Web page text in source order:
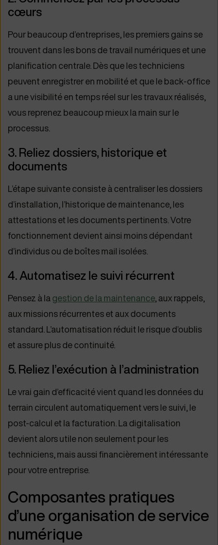
cœurs
Pour beaucoup d’entreprises, les premiers gains se
trouvent dans les bons de travail numériques et une
planification centrale. Dès que les techniciens
peuvent enregistrer en mobilité et que le back-office
a une visibilité en temps réel sur les travaux réalisés,
vous reprenez beaucoup mieux la main sur le
processus.
3. Reliez dossiers, historique et
documents
L’étape suivante consiste à centraliser les dossiers
d’installation, l’historique de maintenance, les
attestations et les documents pertinents. Votre
fonctionnement devient ainsi moins dépendant
d’individus ou de boîtes mail isolées.
4. Automatisez le suivi récurrent
Pensez à lagestion de la maintenance, aux rappels,
aux missions récurrentes et aux documents
standard. L’automatisation réduit le risque d’oublis
et assure plus de continuité.
5. Reliez l’exécution à l’administration
Le vrai gain d’efficacité vient quand les données du
terrain circulent automatiquement vers le suivi, le
post-calcul et la facturation. La digitalisation
devient alors utile non seulement pour les
techniciens, mais aussi financièrement intéressante
pour votre entreprise.
Composantes pratiques
d’une organisation de service
numérique